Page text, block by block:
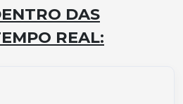
DAS
REAL: